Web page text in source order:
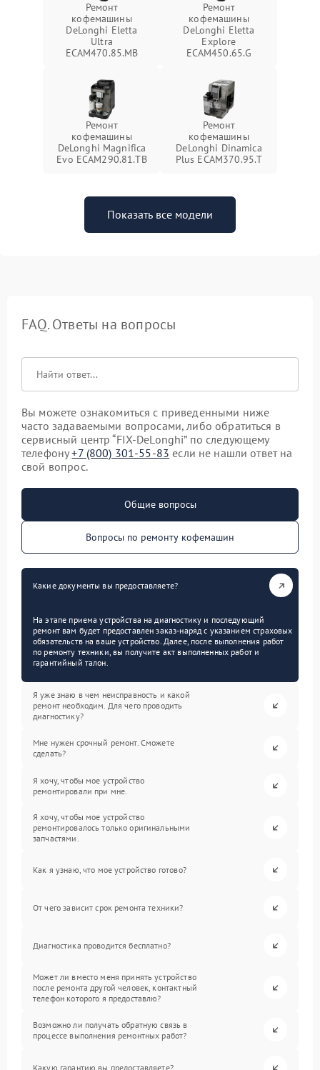
Ремонт
кофемашины
DeLonghi Eletta
Ultra
ECAM470.85.MB
Ремонт
кофемашины
DeLonghi Eletta
Explore
ECAM450.65.G
Ремонт
кофемашины
DeLonghi Magnifica
Evo ECAM290.81.TB
Ремонт
кофемашины
DeLonghi Dinamica
Plus ECAM370.95.T
Показать все модели
FAQ. Ответы на вопросы
Вы можете ознакомиться с приведенными ниже
часто задаваемыми вопросами, либо обратиться в
сервисный центр “FIX-DeLonghi” по следующему
телефону+7 (800) 301-55-83 если не нашли ответ на
свой вопрос.
Общие вопросы
Вопросы по ремонту кофемашин
Какие документы вы предоставляете?
На этапе приема устройства на диагностику и последующий
ремонт вам будет предоставлен заказ-наряд с указанием страховых
обязательств на ваше устройство. Далее, после выполнения работ
по ремонту техники, вы получите акт выполненных работ и
гарантийный талон.
Я уже знаю в чем неисправность и какой
ремонт необходим. Для чего проводить
диагностику?
Мне нужен срочный ремонт. Сможете
сделать?
Я хочу, чтобы мое устройство
ремонтировали при мне.
Я хочу, чтобы мое устройство
ремонтировалось только оригинальными
запчастями.
Как я узнаю, что мое устройство готово?
От чего зависит срок ремонта техники?
Диагностика проводится бесплатно?
Может ли вместо меня принять устройство
после ремонта другой человек, контактный
телефон которого я предоставлю?
Возможно ли получать обратную связь в
процессе выполнения ремонтных работ?
Какую гарантию вы предоставляете?